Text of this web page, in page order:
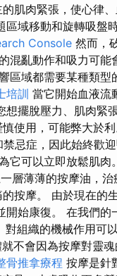
肌肉緊張，使心律
域移動和旋轉吸盤
Console 然而，
混亂動作和吸力可能
區域都需要某種類型
培訓 當它開始血液流
擺脫壓力、肌肉緊
使用，可能弊大於利
忌症，因此始終歡
它可以立即放鬆肌肉
層薄薄的按摩油，
按摩。 由於現在的
始康復。 在我們
組織的機械作用可
不會因為按摩對靈
骨推拿療程 按摩是針